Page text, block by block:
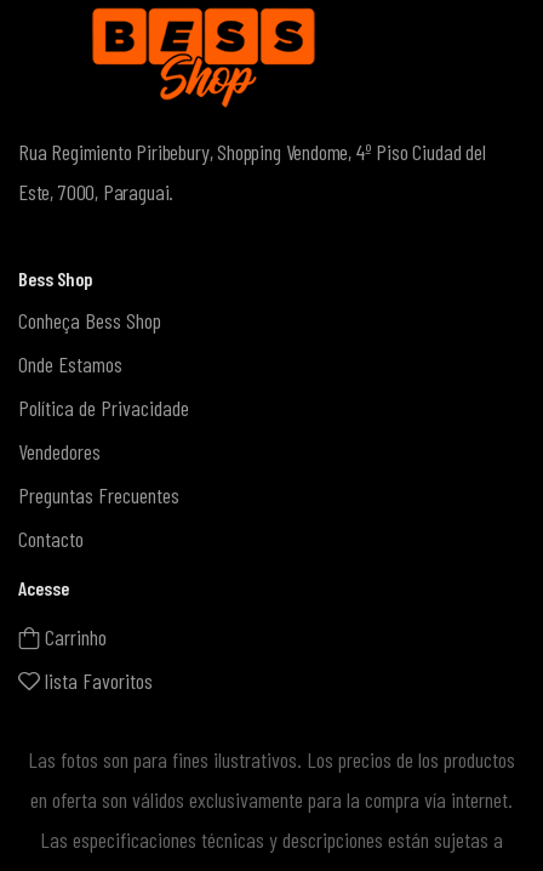
Rua Regimiento Piribebury, Shopping Vendome, 4º PisoCiudad del
Este, 7000, Paraguai.
Bess Shop
Conheça Bess Shop
Onde Estamos
Política de Privacidade
Vendedores
Preguntas Frecuentes
Contacto
Acesse
Carrinho
lista Favoritos
Las fotos son para fines ilustrativos. Los precios de los productos
en oferta son válidos exclusivamente para la compra vía internet.
Las especificaciones técnicas y descripciones están sujetas a